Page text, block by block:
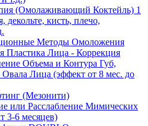
(Омолаживающий Коктейль) 1
декольте, кисть, плечо,
Методы Омоложения
Пластика Лица - Коррекция
Объема и Контура Губ,
Лица (эффект от 8 мес. до
(Мезонити)
или Расслабление Мимических
3-6 месяцев)